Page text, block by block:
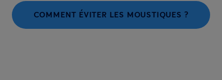
COMMENT ÉVITER LES MOUSTIQUES ?